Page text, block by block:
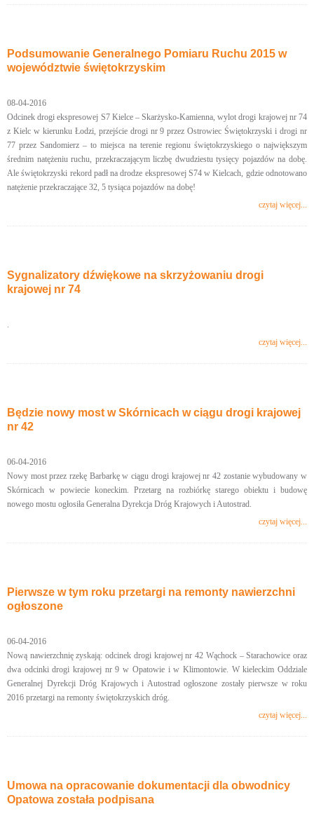
Podsumowanie Generalnego Pomiaru Ruchu 2015 w
województwie świętokrzyskim
08-04-2016
Odcinek drogi ekspresowej S7 Kielce – Skarżysko-Kamienna, wylot drogi krajowej nr 74
z Kielc w kierunku Łodzi, przejście drogi nr 9 przez Ostrowiec Świętokrzyski i drogi nr
77 przez Sandomierz – to miejsca na terenie regionu świętokrzyskiego o największym
średnim natężeniu ruchu, przekraczającym liczbę dwudziestu tysięcy pojazdów na dobę.
Ale świętokrzyski rekord padł na drodze ekspresowej S74 w Kielcach, gdzie odnotowano
natężenie przekraczające 32, 5 tysiąca pojazdów na dobę!
czytaj więcej...
Sygnalizatory dźwiękowe na skrzyżowaniu drogi
krajowej nr 74
.
czytaj więcej...
Będzie nowy most w Skórnicach w ciągu drogi krajowej
nr 42
06-04-2016
Nowy most przez rzekę Barbarkę w ciągu drogi krajowej nr 42 zostanie wybudowany w
Skórnicach w powiecie koneckim. Przetarg na rozbiórkę starego obiektu i budowę
nowego mostu ogłosiła Generalna Dyrekcja Dróg Krajowych i Autostrad.
czytaj więcej...
Pierwsze w tym roku przetargi na remonty nawierzchni
ogłoszone
06-04-2016
Nową nawierzchnię zyskają: odcinek drogi krajowej nr 42 Wąchock – Starachowice oraz
dwa odcinki drogi krajowej nr 9 w Opatowie i w Klimontowie. W kieleckim Oddziale
Generalnej Dyrekcji Dróg Krajowych i Autostrad ogłoszone zostały pierwsze w roku
2016 przetargi na remonty świętokrzyskich dróg.
czytaj więcej...
Umowa na opracowanie dokumentacji dla obwodnicy
Opatowa została podpisana